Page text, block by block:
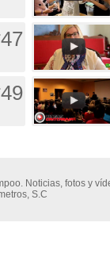
47
49
Noticias, fotos y
S.C